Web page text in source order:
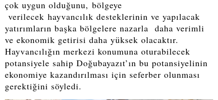
çok uygun olduğunu, bölgeye
verilecek hayvancılık desteklerinin ve yapılacak
yatırımların başka bölgelere nazarla daha verimli
ve ekonomik getirisi daha yüksek olacaktır.
Hayvancılığın merkezi konumuna oturabilecek
potansiyele sahip Doğubayazıt’ın bu potansiyelinin
ekonomiye kazandırılması için seferber olunması
gerektiğini söyledi.